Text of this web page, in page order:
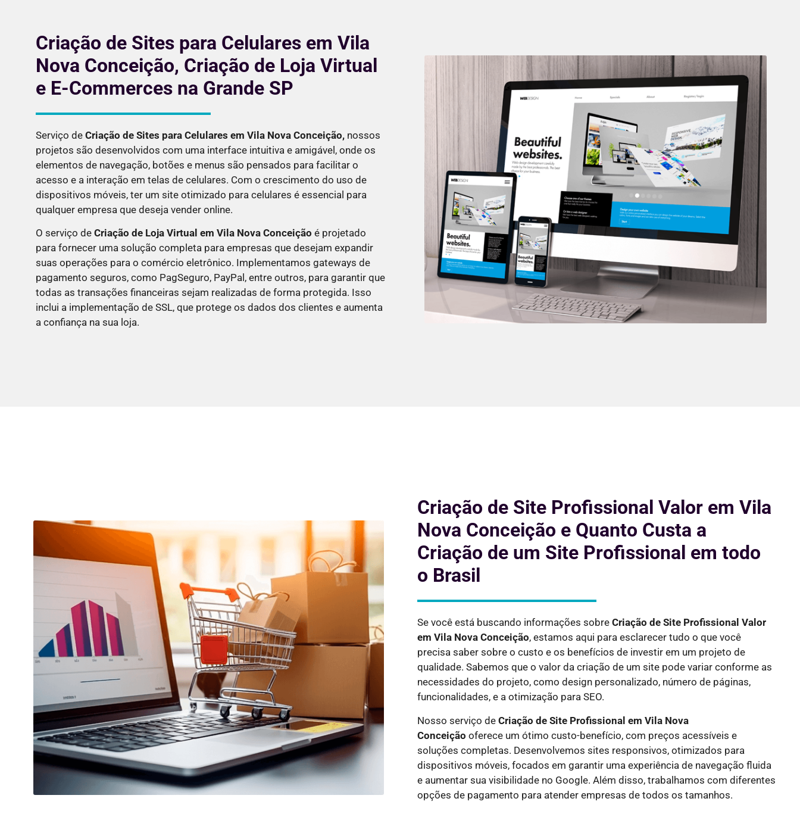
Criação de Sites para Celulares em Vila
Nova Conceição, Criação de Loja Virtual
e E-Commerces na Grande SP
Serviço de Criação de Sites para Celulares em Vila Nova Conceição, nossos
projetos são desenvolvidos com uma interface intuitiva e amigável, onde os
elementos de navegação, botões e menus são pensados para facilitar o
acesso e a interação em telas de celulares. Com o crescimento do uso de
dispositivos móveis, ter um site otimizado para celulares é essencial para
qualquer empresa que deseja vender online.
O serviço de Criação de Loja Virtual em Vila Nova Conceição é projetado
para fornecer uma solução completa para empresas que desejam expandir
suas operações para o comércio eletrônico. Implementamos gateways de
pagamento seguros, como PagSeguro, PayPal, entre outros, para garantir que
todas as transações financeiras sejam realizadas de forma protegida. Isso
inclui a implementação de SSL, que protege os dados dos clientes e aumenta
a confiança na sua loja.
Criação de Site Profissional Valor em Vila
Nova Conceição e Quanto Custa a
Criação de um Site Profissional em todo
o Brasil
Se você está buscando informações sobre Criação de Site Profissional Valor
em Vila Nova Conceição, estamos aqui para esclarecer tudo o que você
precisa saber sobre o custo e os benefícios de investir em um projeto de
qualidade. Sabemos que o valor da criação de um site pode variar conforme as
necessidades do projeto, como design personalizado, número de páginas,
funcionalidades, e a otimização para SEO.
Nosso serviço de Criação de Site Profissional em Vila Nova
Conceição oferece um ótimo custo-benefício, com preços acessíveis e
soluções completas. Desenvolvemos sites responsivos, otimizados para
dispositivos móveis, focados em garantir uma experiência de navegação fluida
e aumentar sua visibilidade no Google. Além disso, trabalhamos com diferentes
opções de pagamento para atender empresas de todos os tamanhos.